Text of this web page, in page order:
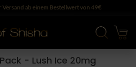
Versand ab einem Bestellwert von 49€
- Lush Ice 20mg